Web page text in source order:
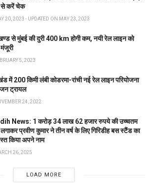
से करें चेक
20, 2023 - UPDATED ON MAY 23, 2023
से मुंबई की दुरी 400 km होगी कम, नयी रेल लाइन को
मंजूरी
5, 2023
में 200 किमी लंबी कोडरमा-रांची नई रेल लाइन परियोजना
ट्रायल
24, 2022
News: 1 करोड़ 34 लाख 62 हजार रुपये की उच्चतम
लगाकर प्रवीण कुमार ने तीन वर्ष के लिए गिरिडीह बस स्टैंड का
किया अपने नाम
26, 2025
LOAD MORE